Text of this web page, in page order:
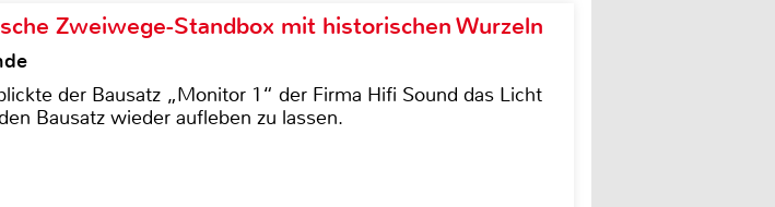
Zweiwege-Standbox mit historischen Wurzeln
der Bausatz „Monitor 1“ der Firma Hifi Sound das Licht
Bausatz wieder aufleben zu lassen.